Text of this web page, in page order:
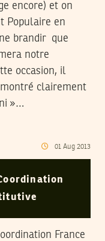
encore) et on
Populaire en
brandir que
notre
occasion, il
clairement
»…
01 Aug 2013
France